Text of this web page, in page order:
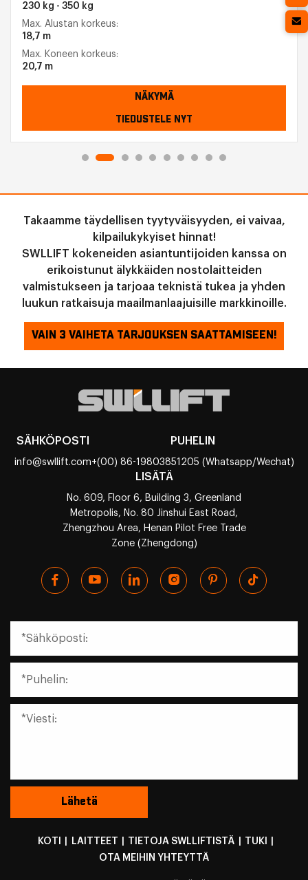
230 kg - 350 kg
Max. Alustan korkeus:
18,7 m
Max. Koneen korkeus:
20,7 m
NÄKYMÄ
TIEDUSTELE NYT
Takaamme täydellisen tyytyväisyyden, ei vaivaa,
kilpailukykyiset hinnat!
SWLLIFT kokeneiden asiantuntijoiden kanssa on
erikoistunut älykkäiden nostolaitteiden
valmistukseen ja tarjoaa teknistä tukea ja yhden
luukun ratkaisuja maailmanlaajuisille markkinoille.
VAIN 3 VAIHETA TARJOUKSEN SAATTAMISEEN!
SÄHKÖPOSTI
info@swllift.com
PUHELIN
+(00) 86-19803851205 (Whatsapp/Wechat)
LISÄTÄ
No. 609, Floor 6, Building 3, Greenland
Metropolis, No. 80 Jinshui East Road,
Zhengzhou Area, Henan Pilot Free Trade
Zone (Zhengdong)
KOTI LAITTEET TIETOJA SWLLIFTISTÄ TUKI
OTA MEIHIN YHTEYTTÄ